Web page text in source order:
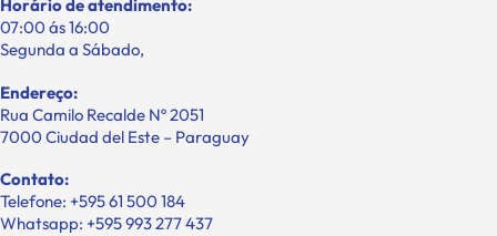
Horário de atendimento:
07:00 ás 16:00
Segunda a Sábado,
Endereço:
Rua Camilo Recalde Nº 2051
7000 Ciudad del Este – Paraguay
Contato:
Telefone: +595 61 500 184
Whatsapp: +595 993 277 437